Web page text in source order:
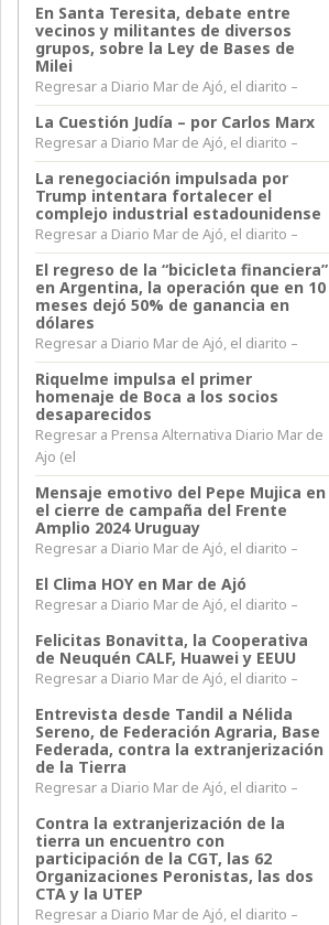
En Santa Teresita, debate entre
vecinos y militantes de diversos
grupos, sobre la Ley de Bases de
Milei
Regresar a Diario Mar de Ajó, el diarito –
La Cuestión Judía – por Carlos Marx
Regresar a Diario Mar de Ajó, el diarito –
La renegociación impulsada por
Trump intentara fortalecer el
complejo industrial estadounidense
Regresar a Diario Mar de Ajó, el diarito –
El regreso de la “bicicleta financiera”
en Argentina, la operación que en 10
meses dejó 50% de ganancia en
dólares
Regresar a Diario Mar de Ajó, el diarito –
Riquelme impulsa el primer
homenaje de Boca a los socios
desaparecidos
Regresar a Prensa Alternativa Diario Mar de
Ajo (el
Mensaje emotivo del Pepe Mujica en
el cierre de campaña del Frente
Amplio 2024 Uruguay
Regresar a Diario Mar de Ajó, el diarito –
El Clima HOY en Mar de Ajó
Regresar a Diario Mar de Ajó, el diarito –
Felicitas Bonavitta, la Cooperativa
de Neuquén CALF, Huawei y EEUU
Regresar a Diario Mar de Ajó, el diarito –
Entrevista desde Tandil a Nélida
Sereno, de Federación Agraria, Base
Federada, contra la extranjerización
de la Tierra
Regresar a Diario Mar de Ajó, el diarito –
Contra la extranjerización de la
tierra un encuentro con
participación de la CGT, las 62
Organizaciones Peronistas, las dos
CTA y la UTEP
Regresar a Diario Mar de Ajó, el diarito –